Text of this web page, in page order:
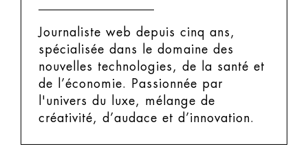
Journaliste web depuis cinq ans,
spécialisée dans le domaine des
nouvelles technologies, de la santé et
de l’économie. Passionnée par
l'univers du luxe, mélange de
créativité, d’audace et d’innovation.